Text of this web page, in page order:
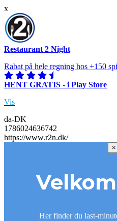
x
Restaurant 2 Night
Rabat på hele regning hos +150
HENT GRATIS - i Play Store
Vis
da-DK
1786024636742
https://www.r2n.dk/
×
Her finder du last-